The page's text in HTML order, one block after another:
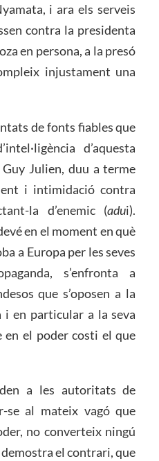
i ara els serveis
contra la presidenta
en persona, a la presó
injustament una
de fonts fiables que
d’aquesta
Julien, duu a terme
i intimidació contra
la d’enemic (adui).
en el moment en què
a Europa per les seves
s’enfronta a
que s’oposen a la
i en particular a la seva
en el poder costi el que
a les autoritats de
se al mateix vagó que
no converteix ningú
el contrari, que